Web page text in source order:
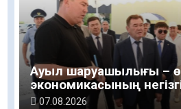
Ауыл шаруашылығы –
экономикасының негізгі
07.08.2026